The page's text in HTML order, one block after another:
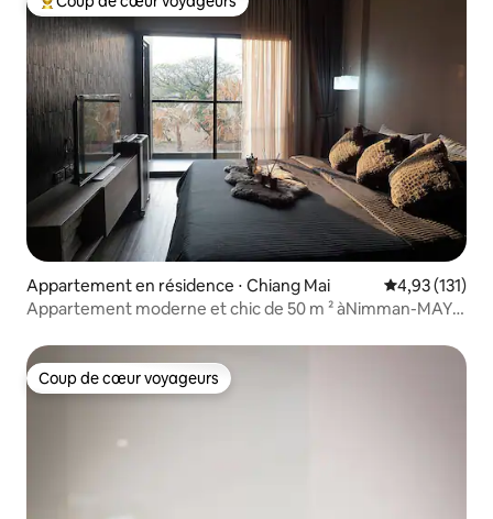
Coups de cœur voyageurs les plus appréciés
Appartement en résidence ⋅ Chiang Mai Évaluation
4,93 (131)
Appartement moderne et chic de 50 m ² àNimman-MAYA
Coup de cœur voyageurs
Coup de cœur voyageurs